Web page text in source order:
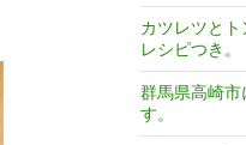
カツレツと
レシピつき。
群馬県高崎
す。